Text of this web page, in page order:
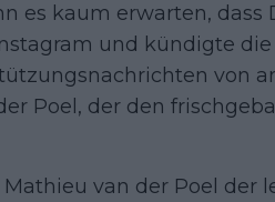
es kaum erwarten, dass
und kündigte
von
Poel, der den
van der Poel der